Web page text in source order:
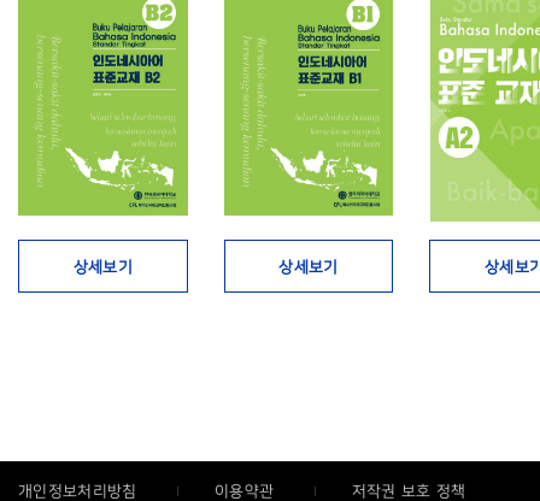
상세보기 상세보기 상세보
개인정보처리방침 이용약관 저작권 보호 정책